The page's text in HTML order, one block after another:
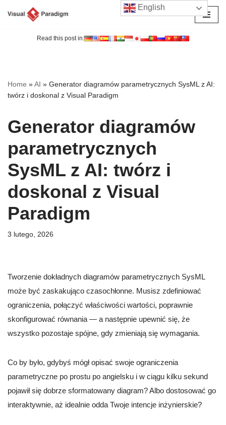
Read this post in:
Home »AI » Generator diagramów parametrycznych SysML z AI:
twórz i doskonal z Visual Paradigm
Generator diagramów
parametrycznych
SysML z AI: twórz i
doskonal z Visual
Paradigm
3 lutego, 2026
Tworzenie dokładnych diagramów parametrycznych SysML
może być zaskakująco czasochłonne. Musisz zdefiniować
ograniczenia, połączyć właściwości wartości, poprawnie
skonfigurować równania — a następnie upewnić się, że
wszystko pozostaje spójne, gdy zmieniają się wymagania.
Co by było, gdybyś mógł opisać swoje ograniczenia
parametryczne po prostu po angielsku i w ciągu kilku sekund
pojawił się dobrze sformatowany diagram? Albo dostosować go
interaktywnie, aż idealnie odda Twoje intencje inżynierskie?
English